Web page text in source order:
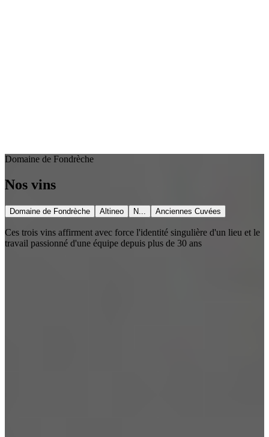
Domaine de Fondrèche
Nos vins
Domaine de Fondrèche Altineo N... Anciennes Cuvées
Ces trois vins affirment avec force l'identité singulière d'un lieu et le
travail passionné d'une équipe depuis plus de 30 ans